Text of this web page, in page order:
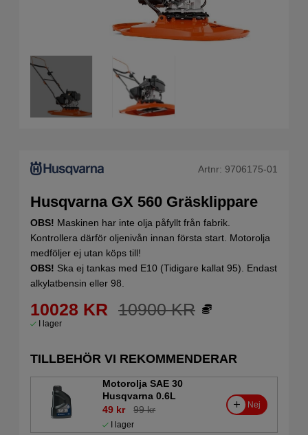
Artnr: 9706175-01
Husqvarna GX 560 Gräsklippare
OBS! Maskinen har inte olja påfyllt från fabrik.
Kontrollera därför oljenivån innan första start. Motorolja
medföljer ej utan köps till!
OBS! Ska ej tankas med E10 (Tidigare kallat 95). Endast
alkylatbensin eller 98.
10900KR
10028 KR
I lager
TILLBEHÖR VI REKOMMENDERAR
Motorolja SAE 30
Husqvarna 0.6L
49 kr
99 kr
I lager
Nej